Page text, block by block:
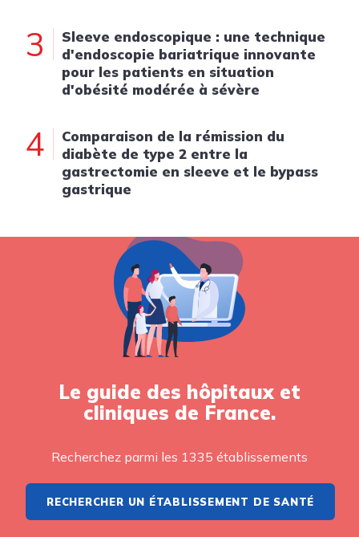
3
Sleeve endoscopique : une technique
d'endoscopie bariatrique innovante
pour les patients en situation
d'obésité modérée à sévère
4
Comparaison de la rémission du
diabète de type 2 entre la
gastrectomie en sleeve et le bypass
gastrique
Le guide des hôpitaux et
cliniques de France.
Recherchez parmi les 1335 établissements
RECHERCHER UN ÉTABLISSEMENT DE SANTÉ